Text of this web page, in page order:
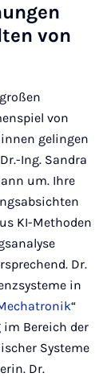
von
von
gelingen
Ing. Sandra
um. Ihre
KI-Methoden
Dr.
in
“
im Bereich der
Systeme
Dr.